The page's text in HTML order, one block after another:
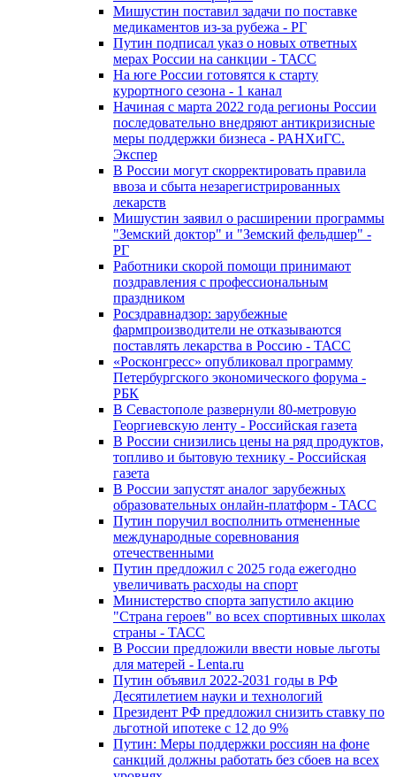
Мишустин поставил задачи по поставке
медикаментов из-за рубежа - РГ
Путин подписал указ о новых ответных
мерах России на санкции - ТАСС
На юге России готовятся к старту
курортного сезона - 1 канал
Начиная с марта 2022 года регионы России
последовательно внедряют антикризисные
меры поддержки бизнеса - РАНХиГС.
Экспер
В России могут скорректировать правила
ввоза и сбыта незарегистрированных
лекарств
Мишустин заявил о расширении программы
"Земский доктор" и "Земский фельдшер" -
РГ
Работники скорой помощи принимают
поздравления с профессиональным
праздником
Росздравнадзор: зарубежные
фармпроизводители не отказываются
поставлять лекарства в Россию - ТАСС
«Росконгресс» опубликовал программу
Петербургского экономического форума -
РБК
В Севастополе развернули 80-метровую
Георгиевскую ленту - Российская газета
В России снизились цены на ряд продуктов,
топливо и бытовую технику - Российская
газета
В России запустят аналог зарубежных
образовательных онлайн-платформ - ТАСС
Путин поручил восполнить отмененные
международные соревнования
отечественными
Путин предложил с 2025 года ежегодно
увеличивать расходы на спорт
Министерство спорта запустило акцию
"Страна героев" во всех спортивных школах
страны - ТАСС
В России предложили ввести новые льготы
для матерей - Lenta.ru
Путин объявил 2022-2031 годы в РФ
Десятилетием науки и технологий
Президент РФ предложил снизить ставку по
льготной ипотеке с 12 до 9%
Путин: Меры поддержки россиян на фоне
санкций должны работать без сбоев на всех